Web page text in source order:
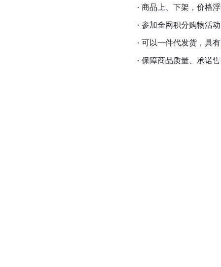
· 商品上、下架，价格
· 参加全网积分购物活动
· 可以一件代发货，具
· 保障商品质量、承诺